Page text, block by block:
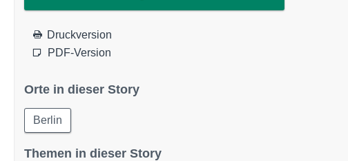
Druckversion
PDF-Version
Orte in dieser Story
Berlin
Themen in dieser Story